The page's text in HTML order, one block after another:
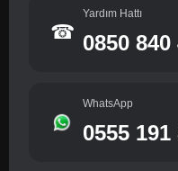
☎
Yardım Hattı
0850 840
WhatsApp
0555 191